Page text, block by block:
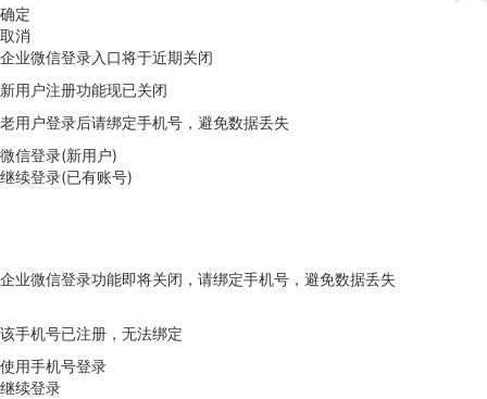
确定
取消
企业微信登录入口将于近期关闭
新用户注册功能现已关闭
老用户登录后请绑定手机号，避免数据丢失
微信登录(新用户)
继续登录(已有账号)
企业微信登录功能即将关闭，请绑定手机号，避免数据丢失
该手机号已注册，无法绑定
使用手机号登录
继续登录